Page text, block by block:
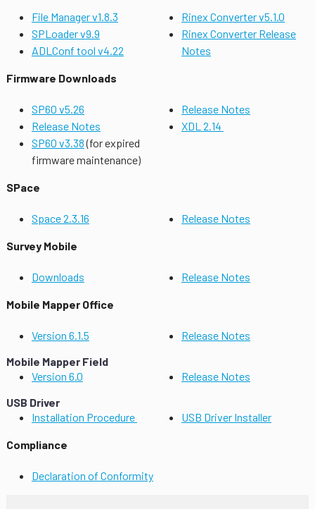
File Manager v1.8.3
SPLoader v9.9
ADLConf tool v4.22
Rinex Converter v5.1.0
Rinex Converter Release
Notes
Firmware Downloads
SP60 v5.26
Release Notes
SP60 v3.38(for expired
firmware maintenance)
Release Notes
XDL 2.14
SPace
Space 2.3.16 Release Notes
Survey Mobile
Downloads Release Notes
Mobile Mapper Office
Version 6.1.5
Release Notes
Mobile Mapper Field
Version 6.0
Release Notes
USB Driver
Installation Procedure
USB Driver Installer
Compliance
Declaration of Conformity